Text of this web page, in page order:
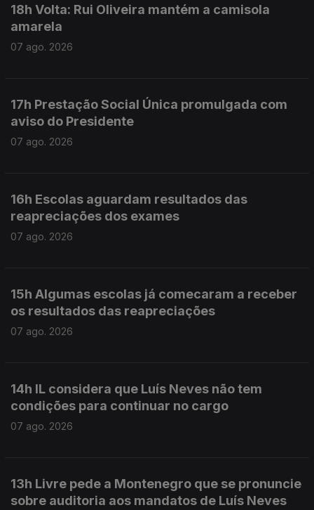
18h Volta: Rui Oliveira mantém a camisola
amarela
07 ago. 2026
17h Prestação Social Única promulgada com
aviso do Presidente
07 ago. 2026
16h Escolas aguardam resultados das
reapreciações dos exames
07 ago. 2026
15h Algumas escolas já comecaram a receber
os resultados das reapreciações
07 ago. 2026
14h IL considera que Luís Neves não tem
condições para continuar no cargo
07 ago. 2026
13h Livre pede a Montenegro que se pronuncie
sobre auditoria aos mandatos de Luís Neves